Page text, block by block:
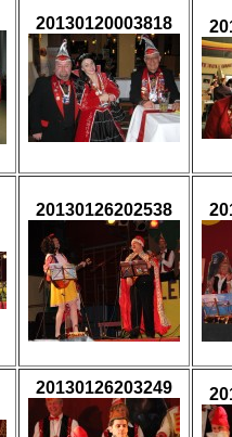
20130120003818
20130126202538
20130126203249